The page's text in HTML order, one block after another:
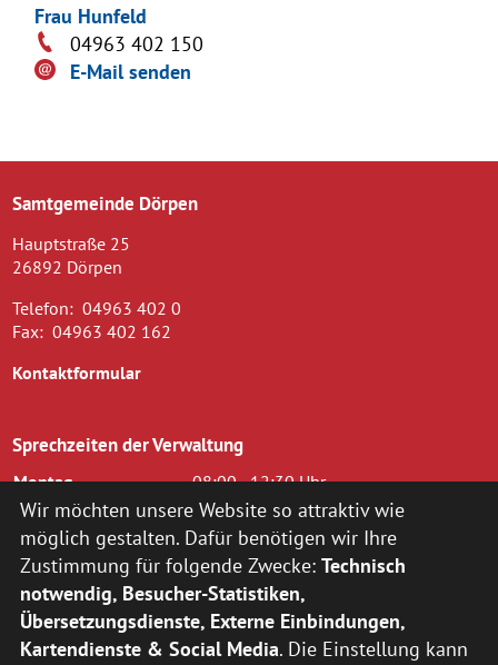
Frau Hunfeld
04963 402 150
E-Mail senden
Samtgemeinde Dörpen
Hauptstraße 25
26892 Dörpen
Telefon: 04963 402 0
Fax: 04963 402 162
Kontaktformular
Sprechzeiten der Verwaltung
Montag
08:00 - 12:30 Uhr
Dienstag
08.00 - 12.30 Uhr und 14.00 - 16.00
Uhr
Mittwoch
08.00 - 12.30 Uhr
Donnerstag
14.00 - 18.00 Uhr
Freitag
08.00 - 12.00 Uhr
zusätzlich nach vorheriger Terminvereinbarung:
Wir möchten unsere Website so attraktiv wie
möglich gestalten. Dafür benötigen wir Ihre
Zustimmung für folgende Zwecke: Technisch
notwendig, Besucher-Statistiken,
Übersetzungsdienste, Externe Einbindungen,
Kartendienste & Social Media. Die Einstellung kann